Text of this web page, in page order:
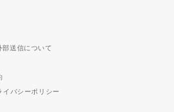
送信について
バシーポリシー